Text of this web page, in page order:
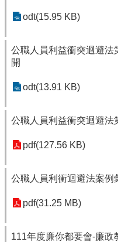
odt(15.95 KB)
公職人員利益衝突迴避法
開
odt(13.91 KB)
公職人員利益衝突迴避法
pdf(127.56 KB)
公職人員利衝迴避法案例
pdf(31.25 MB)
111年度廉你都要會-廉政